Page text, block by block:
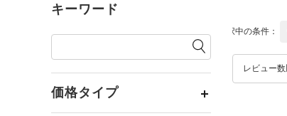
キーワード
価格タイプ
レビュー数
選択中の条件：